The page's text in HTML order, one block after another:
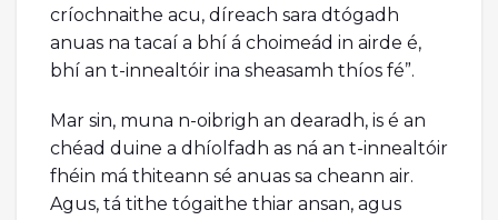
críochnaithe acu, díreach sara dtógadh
anuas na tacaí a bhí á choimeád in airde é,
bhí an t-innealtóir ina sheasamh thíos fé”.
Mar sin, muna n-oibrigh an dearadh, is é an
chéad duine a dhíolfadh as ná an t-innealtóir
fhéin má thiteann sé anuas sa cheann air.
Agus, tá tithe tógaithe thiar ansan, agus